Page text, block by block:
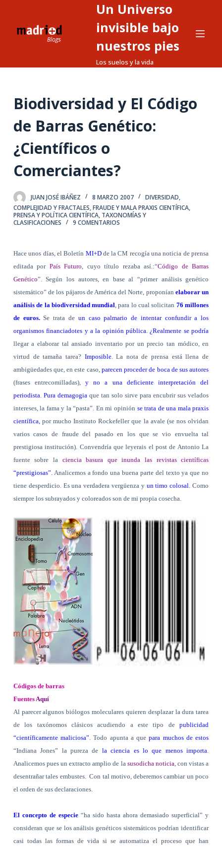
o
d
o
Un Universo
invisible bajo
nuestros pies
Los suelos y la vida
Biodiversidad y El Código
de Barras Genético:
¿Científicos o
Comerciantes?
JUAN JOSÉ IBÁÑEZ 8 MARZO 2007
DIVERSIDAD,
COMPLEJIDAD Y FRACTALES,FRAUDE Y MALA PRAXIS CIENTÍFICA,
PRENSA Y POLÍTICA CIENTÍFICA, TAXONOMÍAS Y
CLASIFICACIONES
9 COMENTARIOS
Hace unos días, el Boletín MI+D de la CM recogía una noticia de prensa
editada por País Futuro , cuyo título rezaba así.:“Código de Barras
Genético”. Según los autores, en base al “primer análisis genético
sistemático” de los pájaros de América del Norte, proponían elaborar un
análisis de la biodiversidad mundial , para lo cual solicitan 76 millones
de euros.Se trata de un caso palmario de intentar confundir a los
organismos financiadotes y a la opinión pública ¿Realmente se podría
llegar a elaborar tal ansiado inventario por un precio tan módico, en
virtud de tamaña tarea? Imposible. La nota de prensa está llena de
ambigüedades que, en este caso, parecen proceder de boca de sus autores
(frases entrecomilladas),y no a una deficiente interpretación del
periodista Pura demagogia que tan solo sirve para encubrir sus velados
intereses, la fama y la “pasta”. En mi opinión se trata de una mala praxis
científica, por mucho Instituto Rockefeller que la avale (se nos olvidan
varios casos de fraude del pasado en los que se vio envuelta tal
prestigiosa institución). Convendría que leyerais el post de Antonio La
fuente sobre la ciencia basura que inunda las revistas científicas
“prestigiosas”. Analicemos a fondo una buena parte del texto ya que no
tiene desperdicio. Es una verdadera vergüenza y un timo colosal . Como
siempre los subrayados y coloreados son de mi propia cosecha.
Códigos de barras
Fuentes Aquí
Al parecer algunos biólogos moleculares quieren desplazar la dura tarea
de los taxónomos clásicos acudiendo a este tipo depublicidad
“científicamente maliciosa” . Todo apunta a quepara muchos de estos
“Indiana Jones” la pureza de la ciencia es lo que menos importa
Analicemos pues un extracto amplio de la susodicha noticia , con vistas a
desentrañar tales embustes.
Con tal motivo, deberemos cambiar un poco
el orden de sus declaraciones.
El concepto de especie“ha sido hasta ahora demasiado superficial” y
consideran que se los análisis genéticos sistemáticos podrían identificar
casi todas las formas de vida si se automatiza el proceso que han